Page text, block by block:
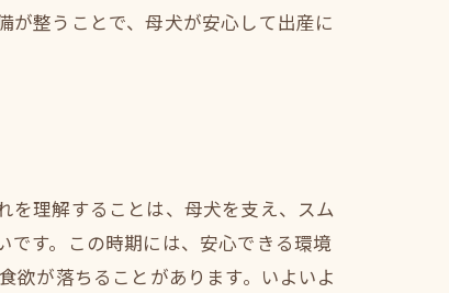
が整うことで、母犬が安心して出産に
を理解することは、母犬を支え、スム
です。この時期には、安心できる環境
欲が落ちることがあります。いよいよ